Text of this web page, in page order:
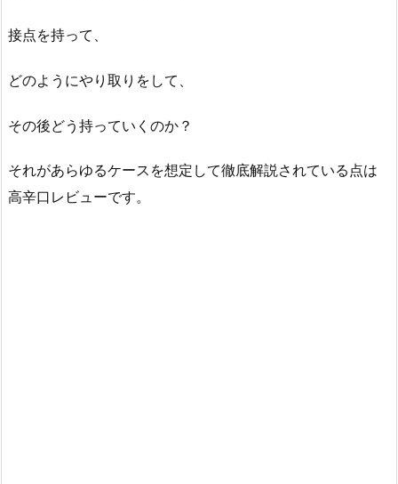
接点を持って、
どのようにやり取りをして、
その後どう持っていくのか？
それがあらゆるケースを想定して徹底解説されている点は
高辛口レビューです。